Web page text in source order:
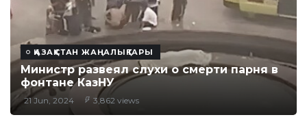
ҚАЗАҚСТАН ЖАҢАЛЫҚТАРЫ
Министр развеял слухи о смерти парня в
фонтане КазНУ
21 Jun, 2024 3,862 views